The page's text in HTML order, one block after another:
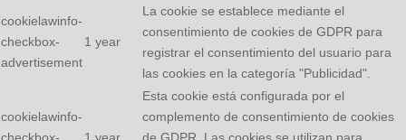
cookielawinfo-
checkbox-
advertisement
1 year
La cookie se establece mediante el
consentimiento de cookies de GDPR para
registrar el consentimiento del usuario para
las cookies en la categoría "Publicidad".
cookielawinfo-
checkbox-
1 year
Esta cookie está configurada por el
complemento de consentimiento de cookies
de GDPR. Las cookies se utilizan para